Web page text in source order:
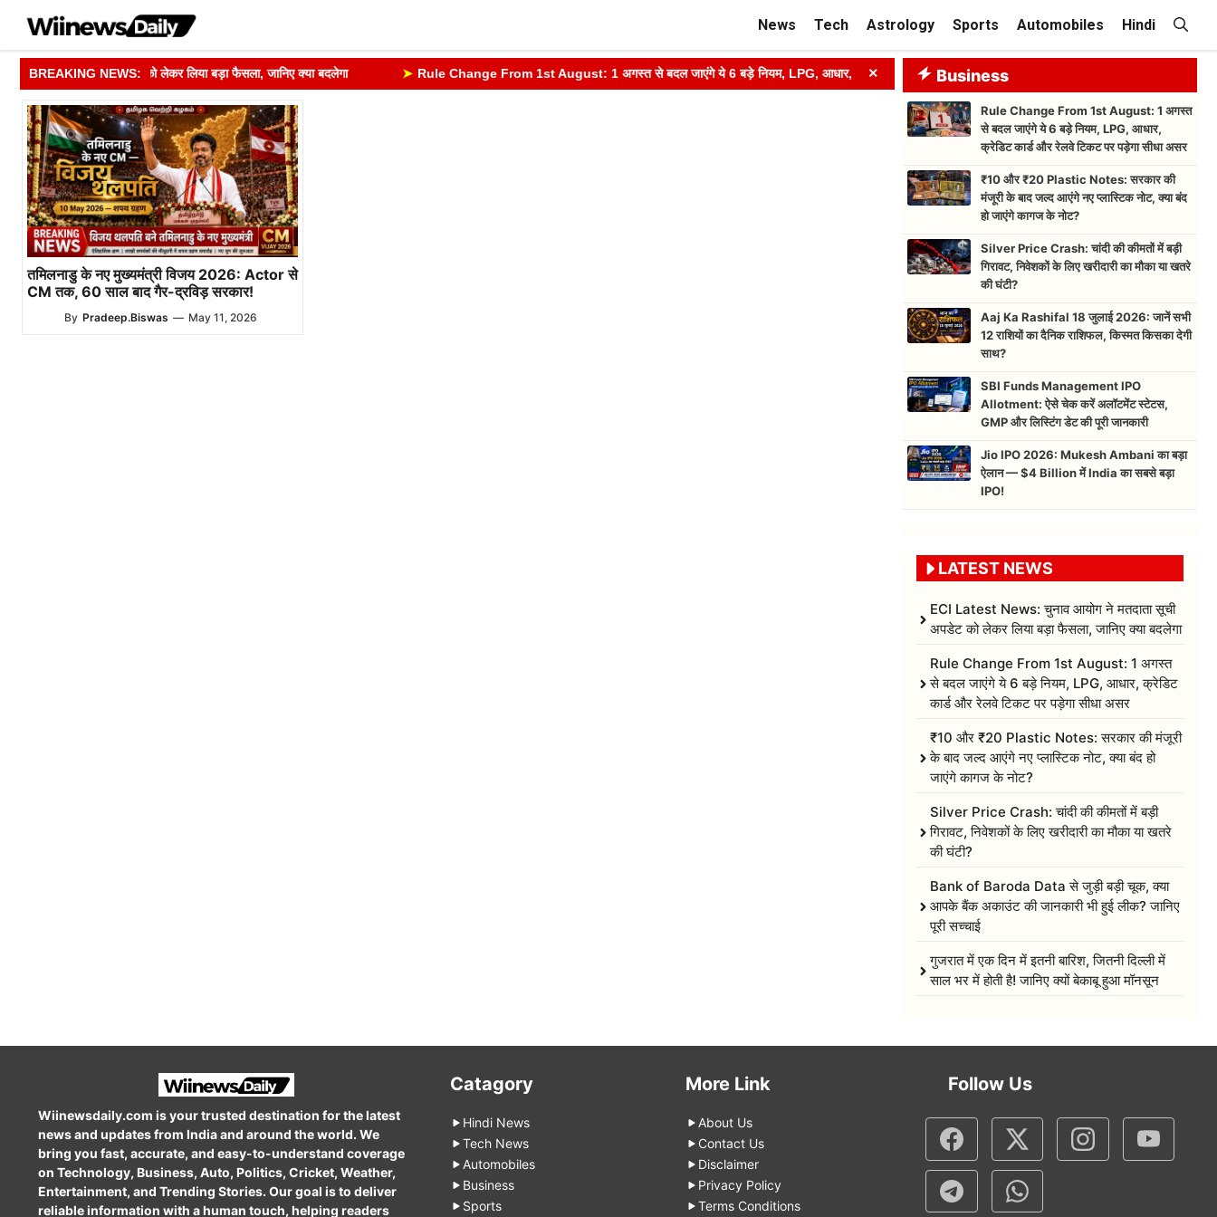
content
News Tech Astrology Sports Automobiles Hindi
BREAKING NEWS:
ने मतदाता सूची अपडेट को लेकर लिया बड़ा फैसला, जानिए क्या बदलेगा Rule Change From 1st August: 1 अगस्त से बदल जाएंगे ये 6 बड़े नियम, LPG, आधार, क्रेडिट कार्ड और रेलवे टिकट पर पड़ेगा सीधा असर
×
तमिलनाडु के नए मुख्यमंत्री विजय 2026: Actor से
CM तक, 60 साल बाद गैर-द्रविड़ सरकार!
By Pradeep.Biswas — May 11, 2026
Business
Rule Change From 1st August: 1 अगस्त
से बदल जाएंगे ये 6 बड़े नियम, LPG, आधार,
क्रेडिट कार्ड और रेलवे टिकट पर पड़ेगा सीधा असर
₹10 और ₹20 Plastic Notes: सरकार की
मंजूरी के बाद जल्द आएंगे नए प्लास्टिक नोट, क्या बंद
हो जाएंगे कागज के नोट?
Silver Price Crash: चांदी की कीमतों में बड़ी
गिरावट, निवेशकों के लिए खरीदारी का मौका या खतरे
की घंटी?
Aaj Ka Rashifal 18 जुलाई 2026: जानें सभी
12 राशियों का दैनिक राशिफल, किस्मत किसका देगी
साथ?
SBI Funds Management IPO
Allotment: ऐसे चेक करें अलॉटमेंट स्टेटस,
GMP और लिस्टिंग डेट की पूरी जानकारी
Jio IPO 2026: Mukesh Ambani का बड़ा
ऐलान — $4 Billion में India का सबसे बड़ा
IPO!
LATEST NEWS
ECI Latest News: चुनाव आयोग ने मतदाता सूची
अपडेट को लेकर लिया बड़ा फैसला, जानिए क्या बदलेगा
Rule Change From 1st August: 1 अगस्त
से बदल जाएंगे ये 6 बड़े नियम, LPG, आधार, क्रेडिट
कार्ड और रेलवे टिकट पर पड़ेगा सीधा असर
₹10 और ₹20 Plastic Notes: सरकार की मंजूरी
के बाद जल्द आएंगे नए प्लास्टिक नोट, क्या बंद हो
जाएंगे कागज के नोट?
Silver Price Crash: चांदी की कीमतों में बड़ी
गिरावट, निवेशकों के लिए खरीदारी का मौका या खतरे
की घंटी?
Bank of Baroda Data से जुड़ी बड़ी चूक, क्या
आपके बैंक अकाउंट की जानकारी भी हुई लीक? जानिए
पूरी सच्चाई
गुजरात में एक दिन में इतनी बारिश, जितनी दिल्ली में
साल भर में होती है! जानिए क्यों बेकाबू हुआ मॉनसून
Wiinewsdaily.com is your trusted destination for the latest
news and updates from India and around the world. We
bring you fast, accurate, and easy-to-understand coverage
on Technology, Business, Auto, Politics, Cricket, Weather,
Entertainment, and Trending Stories. Our goal is to deliver
reliable information with a human touch, helping readers
Catagory
Hindi News
Tech News
Automobiles
Business
Sports
More Link
About Us
Contact Us
Disclaimer
Privacy Policy
Terms Conditions
Follow Us